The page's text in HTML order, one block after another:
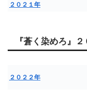
２０２１年
『蒼く染めろ』
２０２２年